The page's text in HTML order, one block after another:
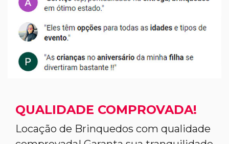
QUALIDADE COMPROVADA!
Locação de Brinquedos com qualidade